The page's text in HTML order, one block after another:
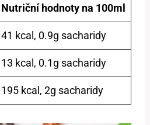
Nutriční hodnoty na 100ml
41 kcal, 0.9g sacharidy
13 kcal, 0.1g sacharidy
195 kcal, 2g sacharidy